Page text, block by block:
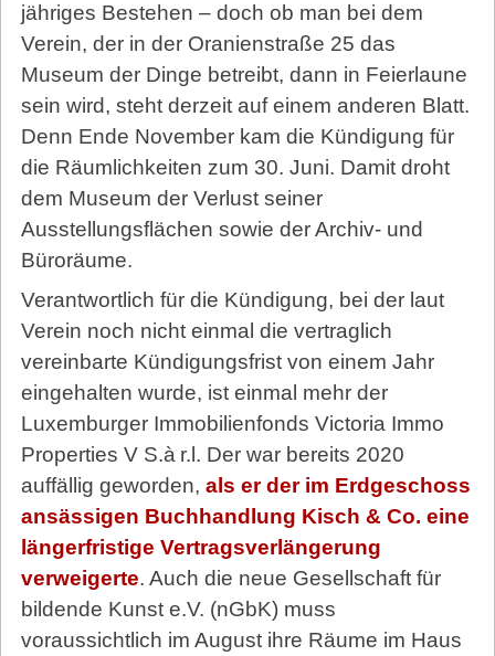
jähriges Bestehen – doch ob man bei dem
Verein, der in der Oranienstraße 25 das
Museum der Dinge betreibt, dann in Feierlaune
sein wird, steht derzeit auf einem anderen Blatt.
Denn Ende November kam die Kündigung für
die Räumlichkeiten zum 30. Juni. Damit droht
dem Museum der Verlust seiner
Ausstellungsflächen sowie der Archiv- und
Büroräume.
Verantwortlich für die Kündigung, bei der laut
Verein noch nicht einmal die vertraglich
vereinbarte Kündigungsfrist von einem Jahr
eingehalten wurde, ist einmal mehr der
Luxemburger Immobilienfonds Victoria Immo
Properties V S.à r.­l. Der war bereits 2020
auffällig geworden, als er der im Erdgeschoss
ansässigen Buchhandlung Kisch & Co. eine
längerfristige Vertragsverlängerung
verweigerte. Auch die neue Gesellschaft für
bildende Kunst e.V. (nGbK) muss
voraussichtlich im August ihre Räume im Haus